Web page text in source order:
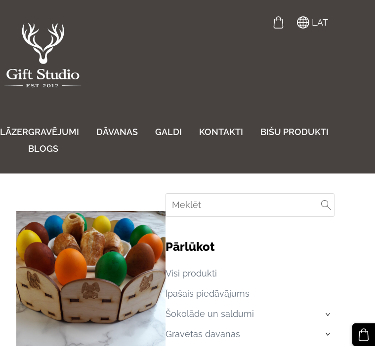
LĀZERGRAVĒJUMI DĀVANAS GALDI KONTAKTI
BIŠU PRODUKTI
BLOGS
LAT
Pārlūkot
Visi produkti
Īpašais piedāvājums
Šokolāde un saldumi
›
Gravētas dāvanas ›